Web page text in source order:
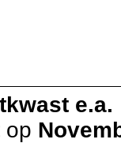
e.a.
op